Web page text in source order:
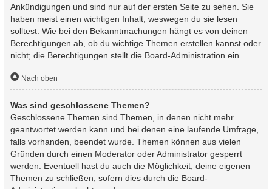
Ankündigungen und sind nur auf der ersten Seite zu sehen. Sie
haben meist einen wichtigen Inhalt, weswegen du sie lesen
solltest. Wie bei den Bekanntmachungen hängt es von deinen
Berechtigungen ab, ob du wichtige Themen erstellen kannst oder
nicht; die Berechtigungen stellt die Board-Administration ein.
Nach oben
Was sind geschlossene Themen?
Geschlossene Themen sind Themen, in denen nicht mehr
geantwortet werden kann und bei denen eine laufende Umfrage,
falls vorhanden, beendet wurde. Themen können aus vielen
Gründen durch einen Moderator oder Administrator gesperrt
werden. Eventuell hast du auch die Möglichkeit, deine eigenen
Themen zu schließen, sofern dies durch die Board-